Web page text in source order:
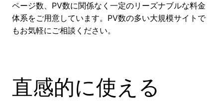
ページ数、PV数に関係なく一定のリーズナブルな料金
体系をご用意しています。PV数の多い大規模サイトで
もお気軽にご相談ください。
直感的に使える